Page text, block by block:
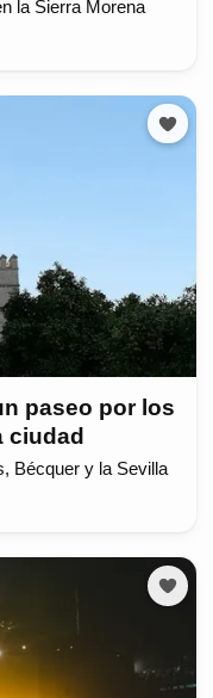
la Sierra Morena
paseo por los
ciudad
Bécquer y la Sevilla